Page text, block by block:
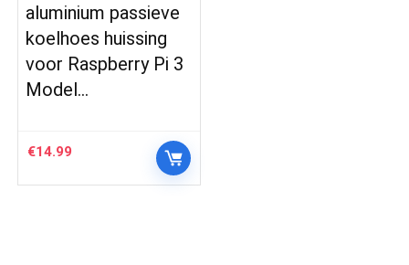
aluminium passieve
koelhoes huissing
voor Raspberry Pi 3
Model…
€14.99